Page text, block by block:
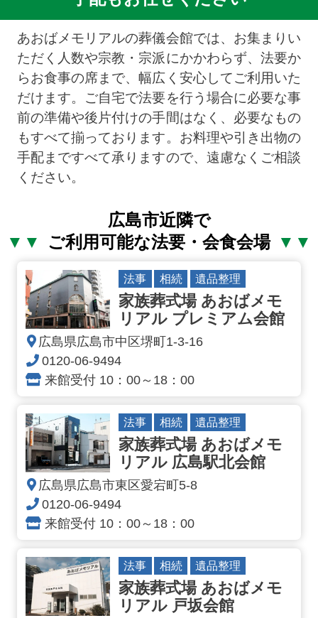
あおばメモリアルの葬儀会館では、お集まりい
ただく人数や宗教・宗派にかかわらず、法要か
らお食事の席まで、幅広く安心してご利用いた
だけます。ご自宅で法要を行う場合に必要な事
前の準備や後片付けの手間はなく、必要なもの
もすべて揃っております。お料理や引き出物の
手配まですべて承りますので、遠慮なくご相談
ください。
広島市近隣で
ご利用可能な法要・会食会場
法事 相続 遺品整理
家族葬式場 あおばメモ
リアル プレミアム会館
広島県広島市中区堺町1-3-16
0120-06-9494
来館受付 10：00～18：00
法事 相続 遺品整理
家族葬式場 あおばメモ
リアル 広島駅北会館
広島県広島市東区愛宕町5-8
0120-06-9494
来館受付 10：00～18：00
法事 相続 遺品整理
家族葬式場 あおばメモ
リアル 戸坂会館